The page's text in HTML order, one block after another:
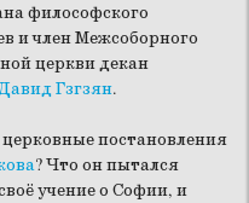
философского
и член Межсоборного
церкви декан
Гзгзян.
постановления
? Что он пытался
учение о Софии, и